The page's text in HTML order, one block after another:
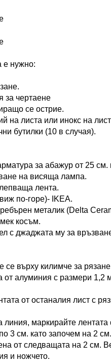
е нужно:
за чертаене
се острие.
на листа или инокс на
бутилки (10 в случая).
за абажур от 25 см.
на висяща лампа.
лента.
по-горе)- IKEA.
металик (Delta
косъм.
с джаджата му за
се върху килимче за
от алуминия с размери 1,2
от останалия лист с
маркирайте лентата
3 см. като започем на 2
от следващата на 2 см.
и ножчето.